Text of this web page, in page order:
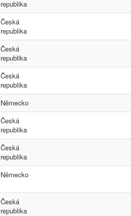
republika
Česká
republika
Česká
republika
Česká
republika
Německo
Česká
republika
Česká
republika
Německo
Česká
republika